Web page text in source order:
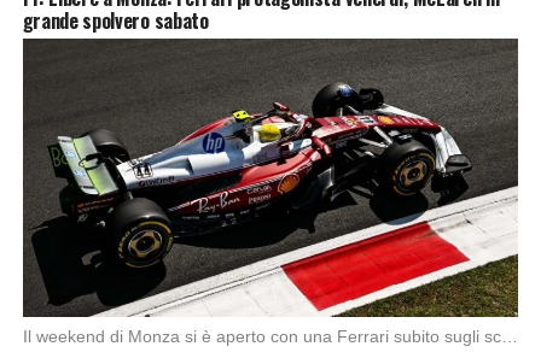
grande spolvero sabato
Il weekend di Monza si è aperto con una Ferrari subito sugli scudi. Nella prima […]